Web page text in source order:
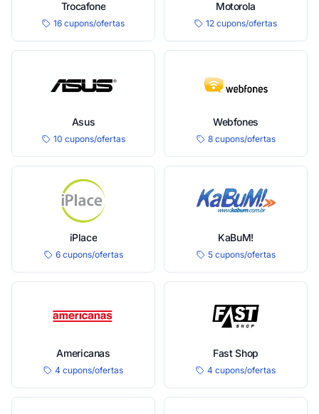
Trocafone
16 cupons/ofertas
Motorola
12 cupons/ofertas
Asus
10 cupons/ofertas
Webfones
8 cupons/ofertas
iPlace
6 cupons/ofertas
KaBuM!
5 cupons/ofertas
Americanas
4 cupons/ofertas
Fast Shop
4 cupons/ofertas